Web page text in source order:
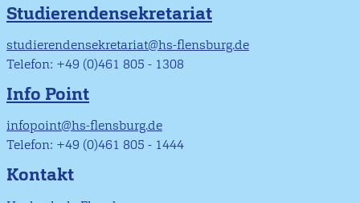
Studierendensekretariat
studierendensekretariat@hs-flensburg.de
Telefon: +49 (0)461 805 - 1308
Info Point
infopoint@hs-flensburg.de
Telefon: +49 (0)461 805 - 1444
Kontakt